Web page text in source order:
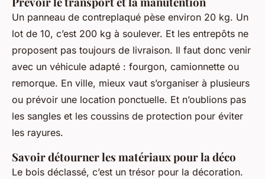
Un panneau de contreplaqué pèse environ 20 kg. Un
lot de 10, c’est 200 kg à soulever. Et les entrepôts ne
proposent pas toujours de livraison. Il faut donc venir
avec un véhicule adapté : fourgon, camionnette ou
remorque. En ville, mieux vaut s’organiser à plusieurs
ou prévoir une location ponctuelle. Et n’oublions pas
les sangles et les coussins de protection pour éviter
les rayures.
Savoir détourner les matériaux pour la déco
Le bois déclassé, c’est un trésor pour la décoration.